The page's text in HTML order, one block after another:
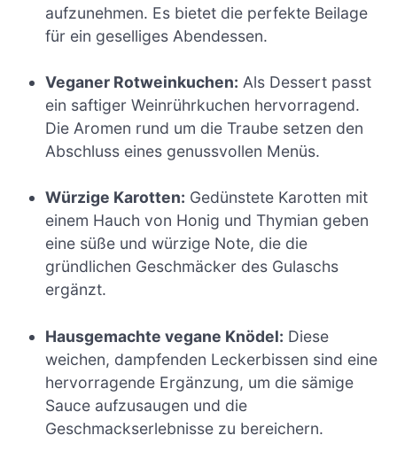
aufzunehmen. Es bietet die perfekte Beilage
für ein geselliges Abendessen.
Veganer Rotweinkuchen: Als Dessert passt
ein saftiger Weinrührkuchen hervorragend.
Die Aromen rund um die Traube setzen den
Abschluss eines genussvollen Menüs.
Würzige Karotten: Gedünstete Karotten mit
einem Hauch von Honig und Thymian geben
eine süße und würzige Note, die die
gründlichen Geschmäcker des Gulaschs
ergänzt.
Hausgemachte vegane Knödel: Diese
weichen, dampfenden Leckerbissen sind eine
hervorragende Ergänzung, um die sämige
Sauce aufzusaugen und die
Geschmackserlebnisse zu bereichern.